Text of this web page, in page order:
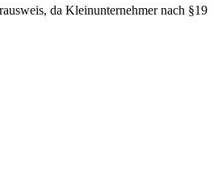
da Kleinunternehmer nach §19